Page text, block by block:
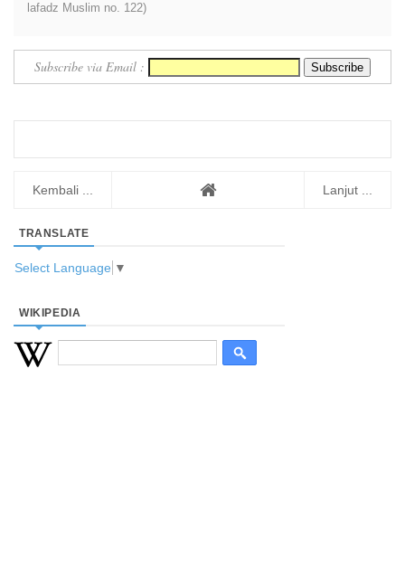
lafadz Muslim no. 122)
Subscribe via Email :
Kembali ... Lanjut ...
TRANSLATE
Select Language ▼
WIKIPEDIA